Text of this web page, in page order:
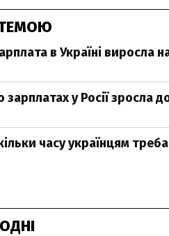
ТЕМОЮ
в Україні виросла
зарплатах у Росії зросла
часу українцям